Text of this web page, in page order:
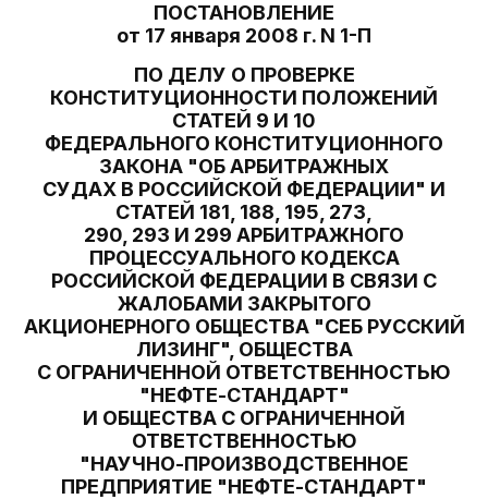
ПОСТАНОВЛЕНИЕ
от 17 января 2008 г. N 1-П
ПО ДЕЛУ О ПРОВЕРКЕ
КОНСТИТУЦИОННОСТИ ПОЛОЖЕНИЙ
СТАТЕЙ 9 И 10
ФЕДЕРАЛЬНОГО КОНСТИТУЦИОННОГО
ЗАКОНА "ОБ АРБИТРАЖНЫХ
СУДАХ В РОССИЙСКОЙ ФЕДЕРАЦИИ" И
СТАТЕЙ 181, 188, 195, 273,
290, 293 И 299 АРБИТРАЖНОГО
ПРОЦЕССУАЛЬНОГО КОДЕКСА
РОССИЙСКОЙ ФЕДЕРАЦИИ В СВЯЗИ С
ЖАЛОБАМИ ЗАКРЫТОГО
АКЦИОНЕРНОГО ОБЩЕСТВА "СЕБ РУССКИЙ
ЛИЗИНГ", ОБЩЕСТВА
С ОГРАНИЧЕННОЙ ОТВЕТСТВЕННОСТЬЮ
"НЕФТЕ-СТАНДАРТ"
И ОБЩЕСТВА С ОГРАНИЧЕННОЙ
ОТВЕТСТВЕННОСТЬЮ
"НАУЧНО-ПРОИЗВОДСТВЕННОЕ
ПРЕДПРИЯТИЕ "НЕФТЕ-СТАНДАРТ"